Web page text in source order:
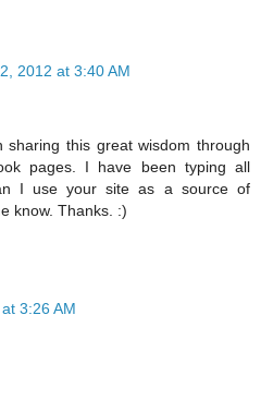
2012 at 3:40 AM
sharing this great wisdom through
pages. I have been typing all
I use your site as a source of
know. Thanks. :)
3:26 AM